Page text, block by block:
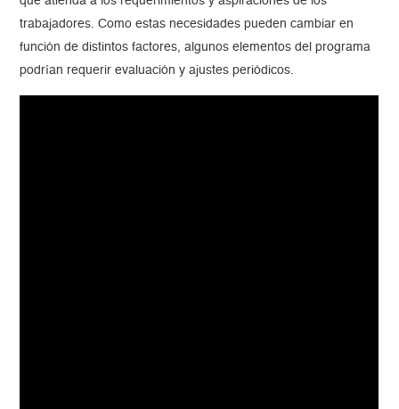
trabajadores. Como estas necesidades pueden cambiar en
función de distintos factores, algunos elementos del programa
podrían requerir evaluación y ajustes periódicos.